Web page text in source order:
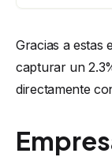
Gracias a estas
capturar un
directamente